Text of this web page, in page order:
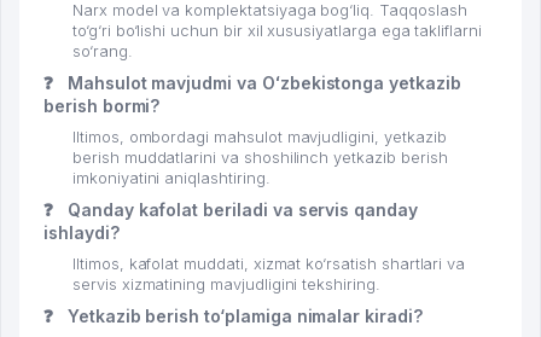
Narx model va komplektatsiyaga bog‘liq. Taqqoslash
to‘g‘ri bo‘lishi uchun bir xil xususiyatlarga ega takliflarni
so‘rang.
❓
Mahsulot mavjudmi va Oʻzbekistonga yetkazib
berish bormi?
Iltimos, ombordagi mahsulot mavjudligini, yetkazib
berish muddatlarini va shoshilinch yetkazib berish
imkoniyatini aniqlashtiring.
❓
Qanday kafolat beriladi va servis qanday
ishlaydi?
Iltimos, kafolat muddati, xizmat ko‘rsatish shartlari va
servis xizmatining mavjudligini tekshiring.
❓ Yetkazib berish to‘plamiga nimalar kiradi?